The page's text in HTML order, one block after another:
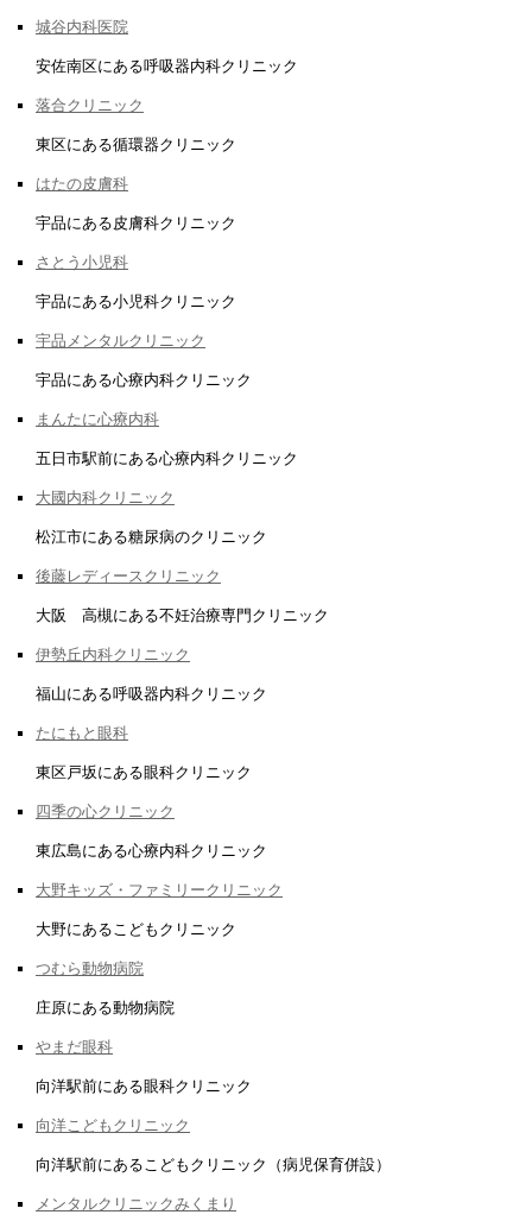
城谷内科医院
安佐南区にある呼吸器内科クリニック
落合クリニック
東区にある循環器クリニック
はたの皮膚科
宇品にある皮膚科クリニック
さとう小児科
宇品にある小児科クリニック
宇品メンタルクリニック
宇品にある心療内科クリニック
まんたに心療内科
五日市駅前にある心療内科クリニック
大國内科クリニック
松江市にある糖尿病のクリニック
後藤レディースクリニック
大阪 高槻にある不妊治療専門クリニック
伊勢丘内科クリニック
福山にある呼吸器内科クリニック
たにもと眼科
東区戸坂にある眼科クリニック
四季の心クリニック
東広島にある心療内科クリニック
大野キッズ・ファミリークリニック
大野にあるこどもクリニック
つむら動物病院
庄原にある動物病院
やまだ眼科
向洋駅前にある眼科クリニック
向洋こどもクリニック
向洋駅前にあるこどもクリニック（病児保育併設）
メンタルクリニックみくまり